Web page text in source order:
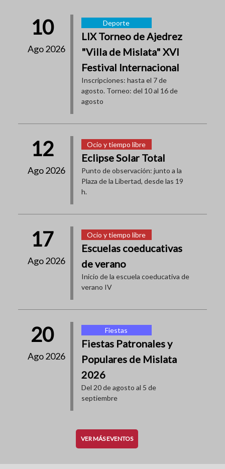
10
Ago 2026
Deporte
LIX Torneo de Ajedrez
"Villa de Mislata" XVI
Festival Internacional
Inscripciones: hasta el 7 de
agosto. Torneo: del 10 al 16 de
agosto
12
Ago 2026
Ocio y tiempo libre
Eclipse Solar Total
Punto de observación: junto a la
Plaza de la Libertad, desde las 19
h.
17
Ago 2026
Ocio y tiempo libre
Escuelas coeducativas
de verano
Inicio de la escuela coeducativa de
verano IV
20
Ago 2026
Fiestas
Fiestas Patronales y
Populares de Mislata
2026
Del 20 de agosto al 5 de
septiembre
VER MÁS EVENTOS